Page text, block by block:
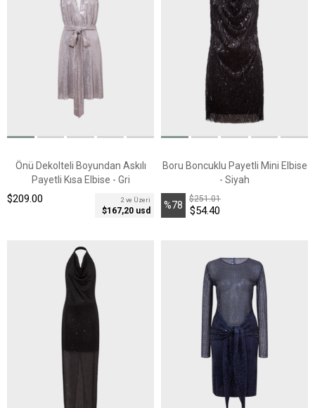
Önü Dekolteli Boyundan Askılı
Payetli Kısa Elbise - Gri
$209.00 2 ve Üzeri
$167,20 usd
Boru Boncuklu Payetli Mini Elbise
- Siyah
%78 $54.40
$251.01